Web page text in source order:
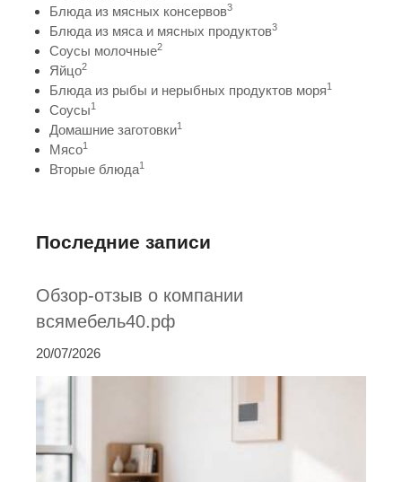
Блюда из мясных консервов3
Блюда из мяса и мясных продуктов3
Соусы молочные2
Яйцо2
Блюда из рыбы и нерыбных продуктов моря1
Соусы1
Домашние заготовки1
Мясо1
Вторые блюда1
Последние записи
Обзор-отзыв о компании
всямебель40.рф
20/07/2026